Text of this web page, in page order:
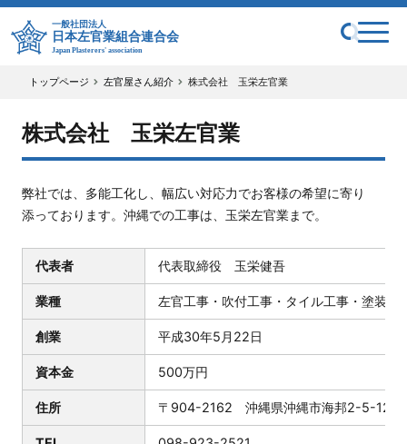
一般社団法人
日本左官業組合連合会
Japan Plasterers' association
トップページ 左官屋さん紹介 株式会社 玉栄左官業
株式会社 玉栄左官業
弊社では、多能工化し、幅広い対応力でお客様の希望に寄り
添っております。沖縄での工事は、玉栄左官業まで。
代表者 代表取締役 玉栄健吾
業種 左官工事・吹付工事・タイル工事・塗装工
創業 平成30年5月22日
資本金 500万円
住所 〒904-2162 沖縄県沖縄市海邦2-5-12